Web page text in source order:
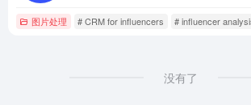
图片处理 # CRM for influencers # influencer
没有了